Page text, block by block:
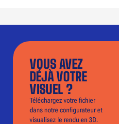
VOUS AVEZ
DÉJÀ VOTRE
VISUEL ?
Téléchargez votre fichier
dans notre configurateur et
visualisez le rendu en 3D.